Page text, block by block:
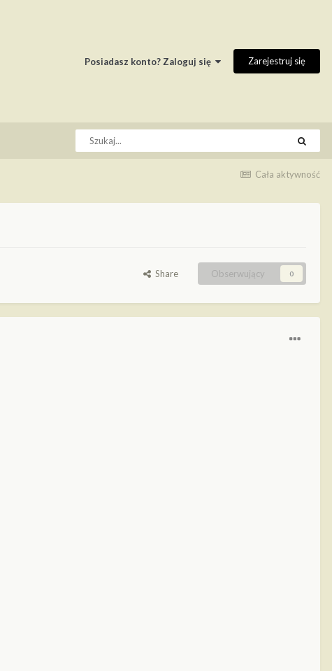
Posiadasz konto? Zaloguj się Zarejestruj się
Cała aktywność
Share Obserwujący 0